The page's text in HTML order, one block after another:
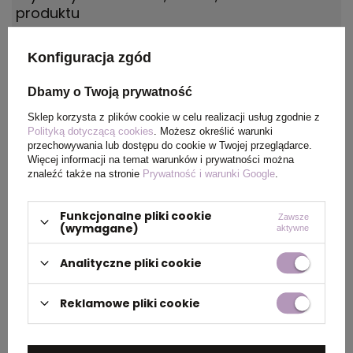
produktu
Waga
Materiał HDPE Plastic, Polipropylen
Kolor niebieski, niebieski
PAKOWANIE
Wymiary
kartonu
58 x 31 x 38 cm
Konfiguracja zgód
Dbamy o Twoją prywatność
Sklep korzysta z plików cookie w celu realizacji usług zgodnie z
Polityką dotyczącą cookies . Możesz określić warunki
przechowywania lub dostępu do cookie w Twojej przeglądarce.
Więcej informacji na temat warunków i prywatności można
znaleźć także na stronie Prywatność i warunki Google
Funkcjonalne pliki cookie
(wymagane)
Zawsze
aktywne
Analityczne pliki cookie
Reklamowe pliki cookie